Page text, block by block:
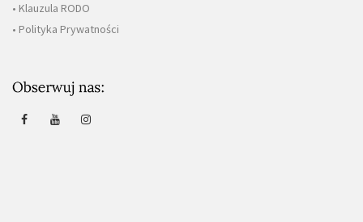
• Klauzula RODO
• Polityka Prywatności